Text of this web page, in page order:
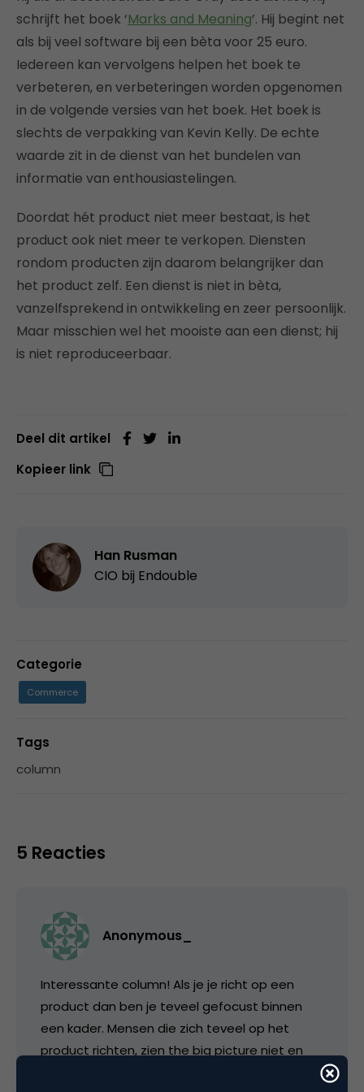
schrijft het boek ‘Marks and Meaning’. Hij begint net
als bij veel software bij een bèta voor 25 euro.
Iedereen kan vervolgens helpen het boek te
verbeteren, en verbeteringen worden opgenomen
in de volgende versies van het boek. Het boek is
slechts de verpakking van Kevin Kelly. De echte
waarde zit in de dienst van het bundelen van
informatie van enthousiastelingen.
Doordat hét product niet meer bestaat, is het
product ook niet meer te verkopen. Diensten
rondom producten zijn daarom belangrijker dan
het product zelf. Een dienst is niet in bèta,
vanzelfsprekend in ontwikkeling en zeer persoonlijk.
Maar misschien wel het mooiste aan een dienst; hij
is niet reproduceerbaar.
Deel dit artikel
Kopieer link
Han Rusman
CIO bij Endouble
Categorie
Commerce
Tags
column
5 Reacties
Anonymous_
Interessante column! Als je je richt op een
product dan ben je teveel gefocust binnen
een kader. Mensen die zich teveel op het
product richten, zien the big picture niet en